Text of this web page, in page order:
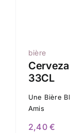
bière
33CL
Une Bière
Amis
2,40€